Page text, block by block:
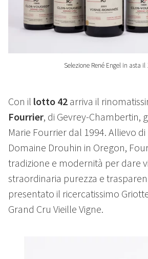
Selezione René Engel in asta il
Con il lotto 42 arriva il
Fourrier, di Gevrey-Chambertin,
Marie Fourrier dal 1994. Allievo
Domaine Drouhin in Oregon,
tradizione e modernità per dare
straordinaria purezza e
presentato il ricercatissimo
Grand Cru Vieille Vigne.